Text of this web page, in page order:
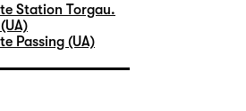
Station Torgau.
Passing (UA)